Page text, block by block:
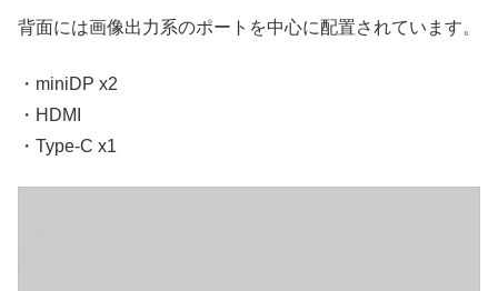
背面には画像出力系のポートを中心に配置されています。
・miniDP x2
・HDMI
・Type-C x1